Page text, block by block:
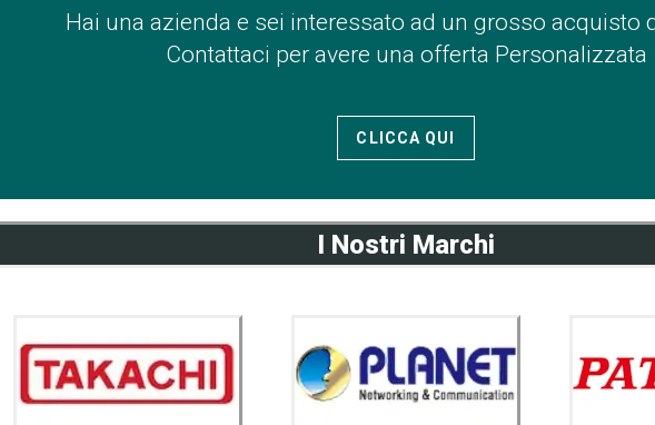
Hai una azienda e sei interessato ad un grosso acquisto
Contattaci per avere una offerta Personalizzata
CLICCA QUI
I Nostri Marchi